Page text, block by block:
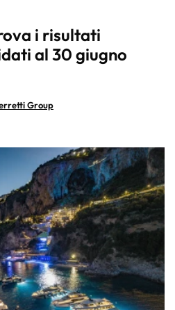
i risultati
al 30 giugno
Group